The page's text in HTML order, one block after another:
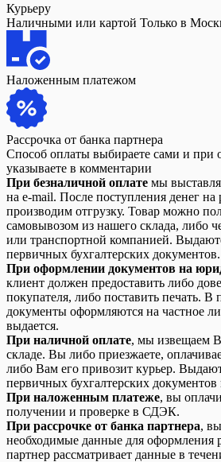
Курьеру
Наличными или картой Только в
Наложенным платежом
Рассрочка от банка партнера
Способ оплаты выбираете сами и при
указываете в комментарии
При безналичной оплате мы
на e-mail. После поступления денег на
производим отгрузку. Товар можно
самовывозом из нашего склада, либо
или транспортной компанией.
первичных бухгалтерских документов.
При оформлении документов на
клиент должен предоставить либо
покупателя, либо поставить печать. В
документы оформляются на частное
выдается.
При наличной оплате, мы извещаем
складе. Вы либо приезжаете,
либо Вам его привозит курьер.
первичных бухгалтерских документов
При наложенным платеже, вы
получении и проверке в СДЭК.
При рассрочке от банка партнера,
необходимые данные для оформления
партнер рассматривает данные в